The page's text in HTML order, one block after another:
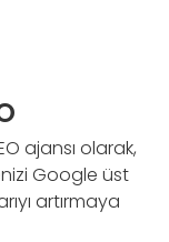
ajansı olarak,
Google üst
artırmaya